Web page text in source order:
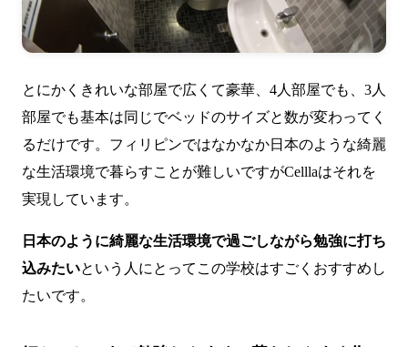
とにかくきれいな部屋で広くて豪華、4人部屋でも、3人
部屋でも基本は同じでベッドのサイズと数が変わってく
るだけです。フィリピンではなかなか日本のような綺麗
な生活環境で暮らすことが難しいですがCelllaはそれを
実現しています。
日本のように綺麗な生活環境で過ごしながら勉強に打ち
込みたいという人にとってこの学校はすごくおすすめし
たいです。